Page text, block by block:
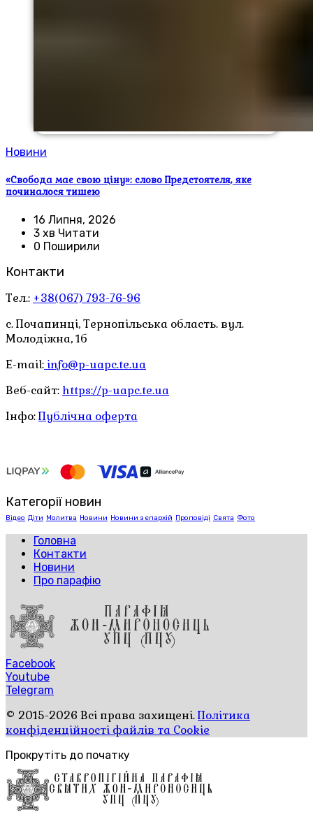
Новини
«Свобода має свою ціну»: слово Предстоятеля, яке
починалося тишею
16 Липня, 2026
3 хв Читати
0 Поширили
Контакти
Тел.: +38(067) 793-76-96
с. Почапинці, Тернопільська область. вул.
Молодіжна, 1б
E-mail: info@p-uapc.te.ua
Веб-сайт: https://p-uapc.te.ua
Інфо:Публічна оферта
Категорії новин
Відео Діти Молитва Новини Новини з єпархій Проповіді Свята Фото
Головна
Контакти
Новини
Про парафію
Facebook
Youtube
Telegram
© 2015-2026 Всі права захищені.Політика
конфіденційності файлів та Cookie
Прокрутіть до початку